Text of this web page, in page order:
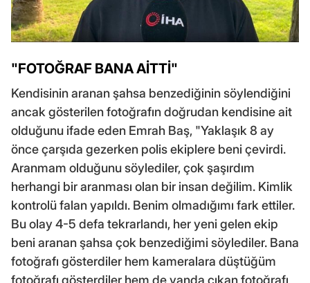
"FOTOĞRAF BANA AİTTİ"
Kendisinin aranan şahsa benzediğinin söylendiğini
ancak gösterilen fotoğrafın doğrudan kendisine ait
olduğunu ifade eden Emrah Baş, "Yaklaşık 8 ay
önce çarşıda gezerken polis ekiplere beni çevirdi.
Aranmam olduğunu söylediler, çok şaşırdım
herhangi bir aranması olan bir insan değilim. Kimlik
kontrolü falan yapıldı. Benim olmadığımı fark ettiler.
Bu olay 4-5 defa tekrarlandı, her yeni gelen ekip
beni aranan şahsa çok benzediğimi söylediler. Bana
fotoğrafı gösterdiler hem kameralara düştüğüm
fotoğrafı gösterdiler hem de yanda çıkan fotoğrafı